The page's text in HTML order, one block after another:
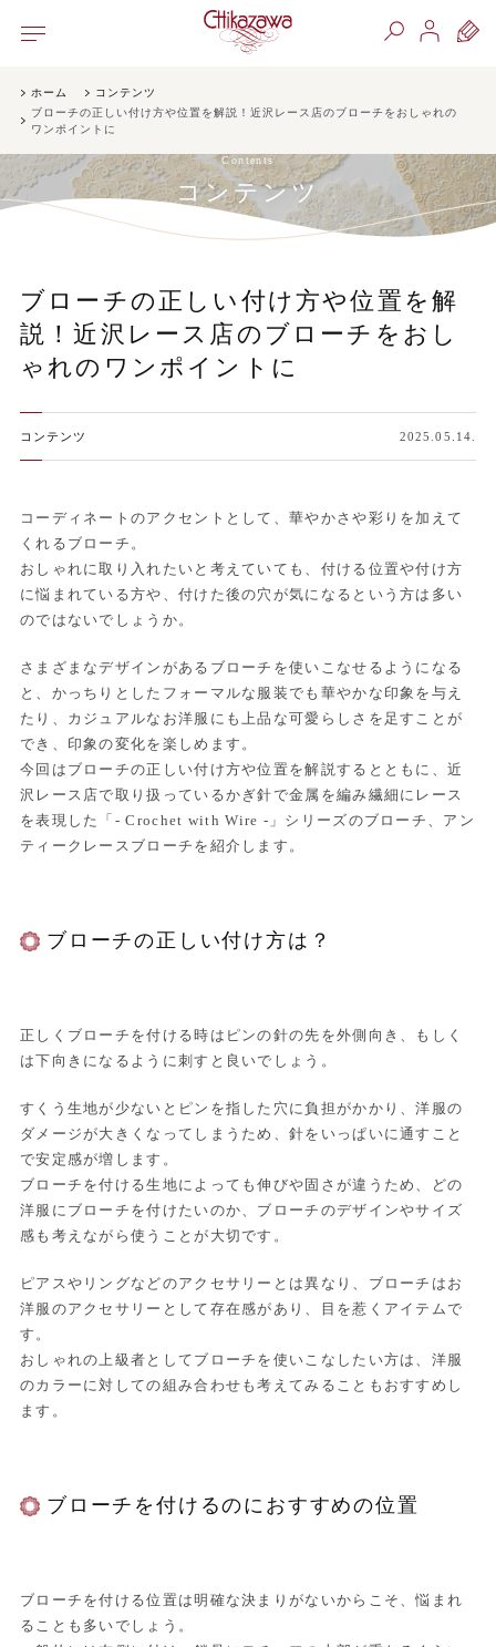
ホーム
コンテンツ
ブローチの正しい付け方や位置を解説！近沢レース店のブローチをおしゃれの
ワンポイントに
Contents
コンテンツ
ブローチの正しい付け方や位置を解
説！近沢レース店のブローチをおし
ゃれのワンポイントに
コンテンツ 2025.05.14.
コーディネートのアクセントとして、華やかさや彩りを加えて
くれるブローチ。
おしゃれに取り入れたいと考えていても、付ける位置や付け方
に悩まれている方や、付けた後の穴が気になるという方は多い
のではないでしょうか。
さまざまなデザインがあるブローチを使いこなせるようになる
と、かっちりとしたフォーマルな服装でも華やかな印象を与え
たり、カジュアルなお洋服にも上品な可愛らしさを足すことが
でき、印象の変化を楽しめます。
今回はブローチの正しい付け方や位置を解説するとともに、近
沢レース店で取り扱っているかぎ針で金属を編み繊細にレース
を表現した「- Crochet with Wire -」シリーズのブローチ、アン
ティークレースブローチを紹介します。
ブローチの正しい付け方は？
正しくブローチを付ける時はピンの針の先を外側向き、もしく
は下向きになるように刺すと良いでしょう。
すくう生地が少ないとピンを指した穴に負担がかかり、洋服の
ダメージが大きくなってしまうため、針をいっぱいに通すこと
で安定感が増します。
ブローチを付ける生地によっても伸びや固さが違うため、どの
洋服にブローチを付けたいのか、ブローチのデザインやサイズ
感も考えながら使うことが大切です。
ピアスやリングなどのアクセサリーとは異なり、ブローチはお
洋服のアクセサリーとして存在感があり、目を惹くアイテムで
す。
おしゃれの上級者としてブローチを使いこなしたい方は、洋服
のカラーに対しての組み合わせも考えてみることもおすすめし
ます。
ブローチを付けるのにおすすめの位置
ブローチを付ける位置は明確な決まりがないからこそ、悩まれ
ることも多いでしょう。